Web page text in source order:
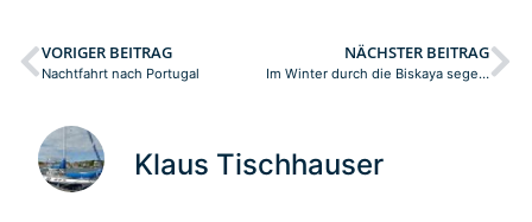
VORIGER BEITRAG
Nachtfahrt nach Portugal
NÄCHSTER BEITRAG
Im Winter durch die Biskaya segeln
Klaus Tischhauser